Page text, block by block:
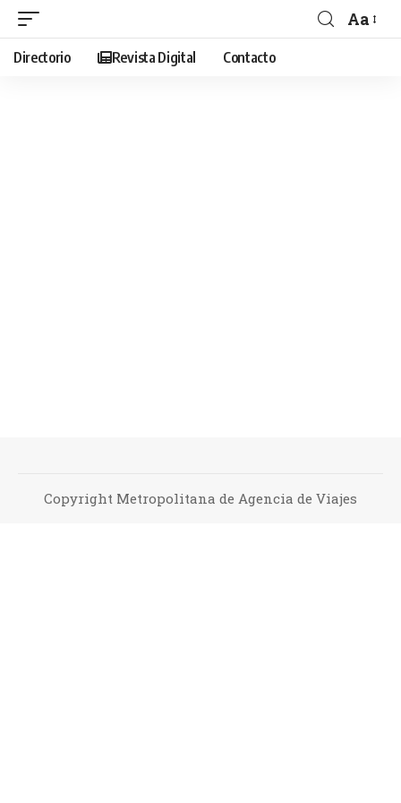
Aa
Directorio Revista Digital Contacto
Copyright Metropolitana de Agencia de Viajes